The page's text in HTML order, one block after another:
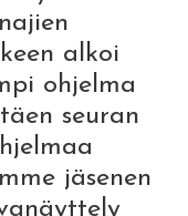
alkoi
ohjelma
seuran
jäsenen